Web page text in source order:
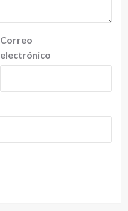
Correo
electrónico